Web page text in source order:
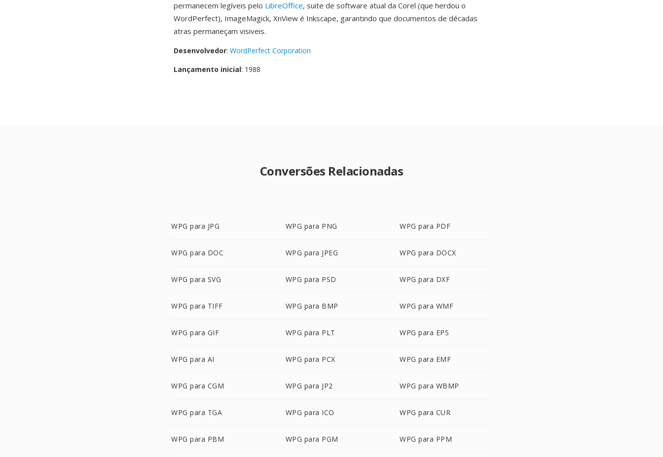
permanecem legíveis pelo LibreOffice, suite de software atual da Corel (que herdou o
WordPerfect), ImageMagick, XnView é Inkscape, garantindo que documentos de décadas
atras permaneçam visiveis.
Desenvolvedor: WordPerfect Corporation
Lançamento inicial: 1988
Conversões Relacionadas
WPG para JPG WPG para PNG WPG para PDF
WPG para DOC WPG para JPEG WPG para DOCX
WPG para SVG WPG para PSD WPG para DXF
WPG para TIFF WPG para BMP WPG para WMF
WPG para GIF WPG para PLT WPG para EPS
WPG para AI WPG para PCX WPG para EMF
WPG para CGM WPG para JP2 WPG para WBMP
WPG para TGA WPG para ICO WPG para CUR
WPG para PBM WPG para PGM WPG para PPM